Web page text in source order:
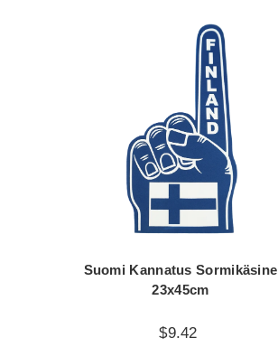
Suomi Kannatus Sormikäsine
23x45cm
$9.42